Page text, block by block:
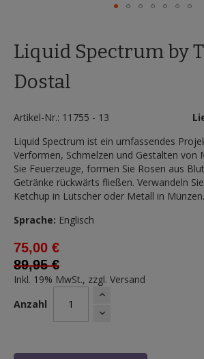
der
Bildergalerie
springen
Liquid Spectrum by
Dostal
Artikel-Nr.: 11755 - 13
Liquid Spectrum ist ein umfassendes
Verformen, Schmelzen und Gestalten von
Sie Feuerzeuge, formen Sie Rosen aus
Getränke rückwärts fließen. Verwandeln
Ketchup in Lutscher oder Metall in Münzen.
Sprache: Englisch
75,00 €
89,95 €
Inkl. 19% MwSt., zzgl. Versand
Anzahl